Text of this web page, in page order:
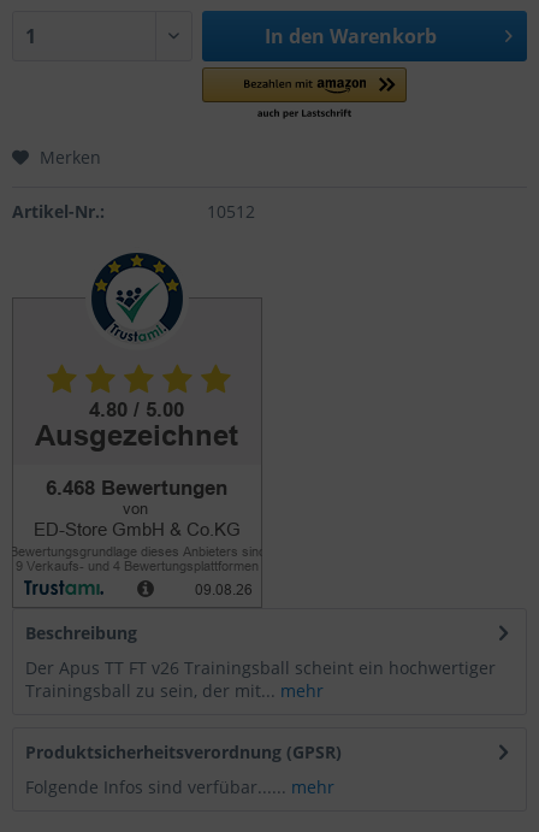
In den Warenkorb
Merken
Artikel-Nr.: 10512
Beschreibung
Der Apus TT FT v26 Trainingsball scheint ein hochwertiger
Trainingsball zu sein, der mit... mehr
Produktsicherheitsverordnung (GPSR)
Folgende Infos sind verfübar...... mehr